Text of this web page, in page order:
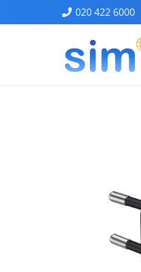
020 422 6000